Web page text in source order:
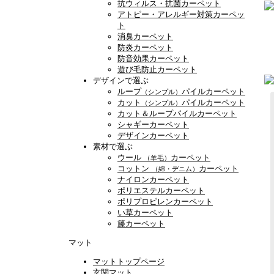
抗ウィルス・抗菌カーペット
アトピー・アレルギー対策カーペッ
ト
消臭カーペット
防炎カーペット
防音効果カーペット
遊び毛防止カーペット
デザインで選ぶ
ループ （シンプル） パイルカーペット
カット
（シンプル） パイルカーペット
カット＆ループパイルカーペット
シャギーカーペット
デザインカーペット
素材で選ぶ
ウール
（羊毛） カーペット
コットン
（綿・デニム） カーペット
ナイロンカーペット
ポリエステルカーペット
ポリプロピレンカーペット
い草カーペット
籐カーペット
マット
マットトップページ
玄関マット